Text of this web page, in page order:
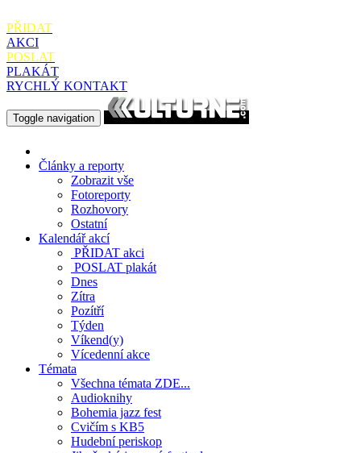
PŘIDAT
AKCI
POSLAT
PLAKÁT
RYCHLÝ KONTAKT
Toggle navigation
Články a reporty
Zobrazit vše
Fotoreporty
Rozhovory
Ostatní
Kalendář akcí
PŘIDAT akci
POSLAT plakát
Dnes
Zítra
Pozítří
Týden
Víkend(y)
Vícedenní akce
Témata
Všechna témata ZDE...
Audioknihy
Bohemia jazz fest
Cvičím s KB5
Hudební periskop